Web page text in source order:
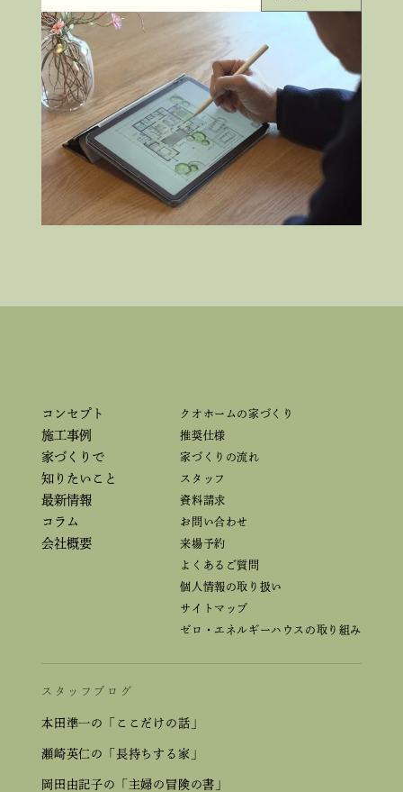
コンセプト
施工事例
家づくりで
知りたいこと
最新情報
コラム
会社概要
クオホームの家づくり
推奨仕様
家づくりの流れ
スタッフ
資料請求
お問い合わせ
来場予約
よくあるご質問
個人情報の取り扱い
サイトマップ
ゼロ・エネルギーハウスの取り組み
スタッフブログ
本田準一の「ここだけの話」
瀬崎英仁の「長持ちする家」
岡田由記子の「主婦の冒険の書」